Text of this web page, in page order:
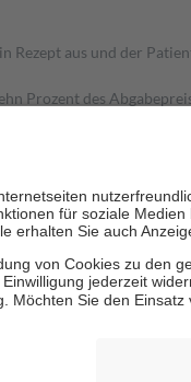
aus und der
Prozent des
zu stärken und die
mit Ausnahme der
der GKV getragen werden
articles/4419944605341